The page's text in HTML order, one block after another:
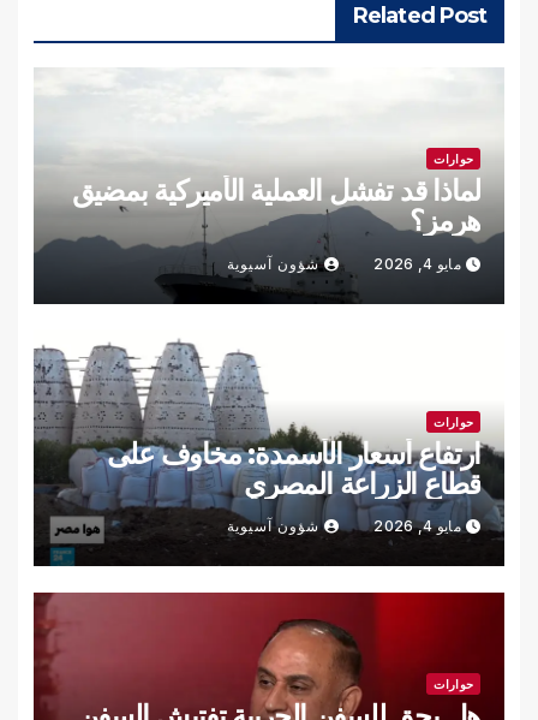
Related Post
حوارات
لماذا قد تفشل العملية الأميركية بمضيق
هرمز؟
مايو 4, 2026 شؤون آسيوية
حوارات
ارتفاع أسعار الأسمدة: مخاوف على
قطاع الزراعة المصري
مايو 4, 2026 شؤون آسيوية
حوارات